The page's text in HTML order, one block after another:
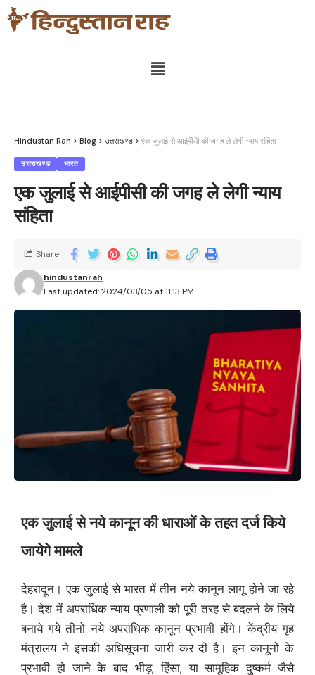
Hindustan Rah > Blog > उत्तराखण्ड > एक जुलाई से आईपीसी की जगह ले लेगी न्याय संहिता
उत्तराखण्ड भारत
एक जुलाई से आईपीसी की जगह ले लेगी न्याय
संहिता
Last updated: 2024/03/05 at 11:13 PM
hindustanrah
Share
एक जुलाई से नये कानून की धाराओं के तहत दर्ज किये
जायेगे मामले
देहरादून। एक जुलाई से भारत में तीन नये कानून लागू होने जा रहे
है। देश में अपराधिक न्याय प्रणाली को पूरी तरह से बदलने के लिये
बनाये गये तीनो नये अपराधिक कानून प्रभावी होंगे। केंद्रीय गृह
मंत्रालय ने इसकी अधिसूचना जारी कर दी है। इन कानूनों के
प्रभावी हो जाने के बाद भीड़, हिंसा, या सामूहिक दुष्कर्म जैसे